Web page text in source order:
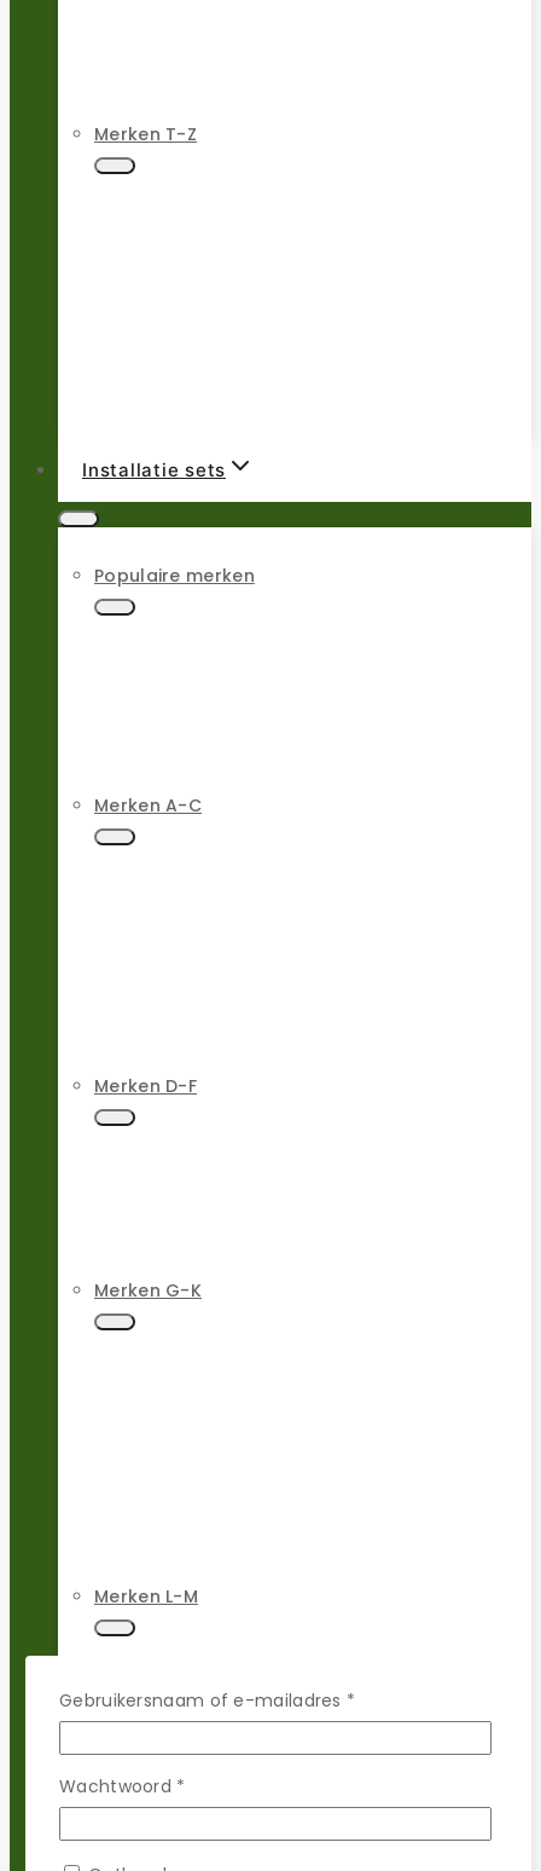
Merken T-Z
Installatie sets
Populaire merken
Merken A-C
Merken D-F
Merken G-K
Merken L-M
Gebruikersnaam of e-mailadres *
Wachtwoord *